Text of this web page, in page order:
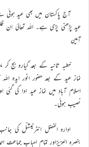
آج پاکستان میں بھی عید
عید پڑھنی پڑی ہے۔ اللہ تعالیٰ ان
آمین
نماز عید کے بعد حضور انور
اسلام آباد میں نماز عید ادا کی
نصیب ہوئی۔
ادارہ الفضل انٹرنیشنل کی
بنصرہ العزیزاور تمام احبابِ جماعت